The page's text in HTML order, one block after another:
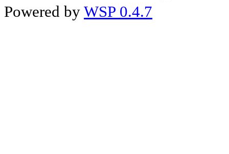
Powered by WSP 0.4.7